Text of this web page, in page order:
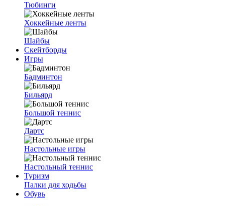
Тюбинги
Хоккейные ленты
Шайбы
Скейтборды
Игры
Бадминтон
Бильярд
Большой теннис
Дартс
Настольные игры
Настольный теннис
Туризм
Палки для ходьбы
Обувь